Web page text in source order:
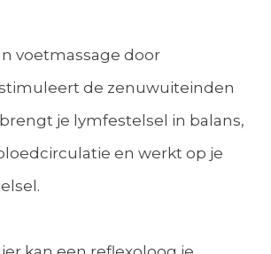
voetmassage door
de zenuwuiteinden
je lymfestelsel in balans,
en werkt op je